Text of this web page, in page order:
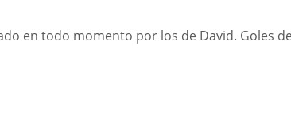
en todo momento por los de David. Goles